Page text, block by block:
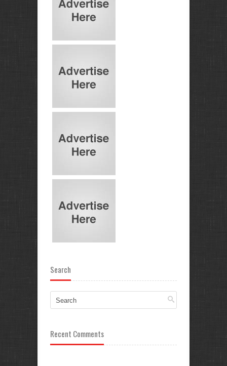
Search
Recent Comments